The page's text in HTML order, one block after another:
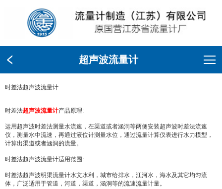
超声波流量计
时差法超声波流量计
时差法超声波流量计产品原理:
运用超声波时差法测量水流速，在渠道或者涵洞等两侧安装超声波时差法流速
仪，测量水中流速，再通过液位计测量水位，通过流量计算仪表进行水力模型，
计算出渠道或者涵洞的流量。
时差法超声波流量计适用范围:
时差法超声波明渠流量计水文水利，城市给排水，江河水，海水及其它均匀流
体，广泛适用于管道，河道，渠道，涵洞等的流速流量计量。